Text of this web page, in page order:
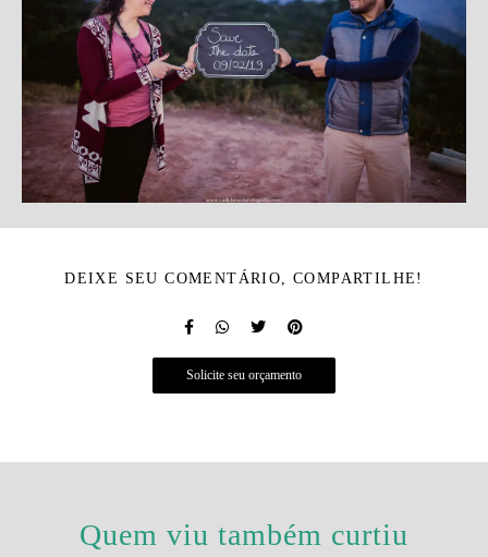
DEIXE SEU COMENTÁRIO, COMPARTILHE!
Solicite seu orçamento
Quem viu também curtiu